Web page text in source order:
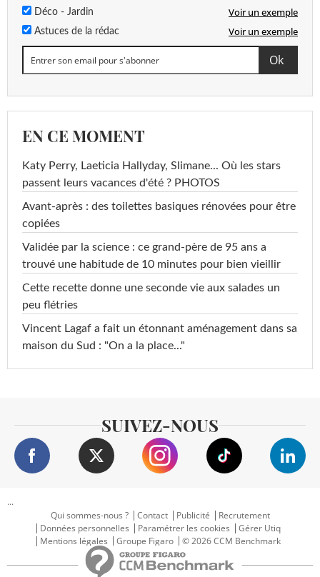
Déco - Jardin Voir un exemple
Astuces de la rédac Voir un exemple
EN CE MOMENT
Katy Perry, Laeticia Hallyday, Slimane... Où les stars
passent leurs vacances d'été ? PHOTOS
Avant-après : des toilettes basiques rénovées pour être
copiées
Validée par la science : ce grand-père de 95 ans a
trouvé une habitude de 10 minutes pour bien vieillir
Cette recette donne une seconde vie aux salades un
peu flétries
Vincent Lagaf a fait un étonnant aménagement dans sa
maison du Sud : "On a la place..."
SUIVEZ-NOUS
...
Qui sommes-nous ?
Contact Publicité
Recrutement
Données personnelles
Paramétrer les cookies
Gérer Utiq
Mentions légales
Groupe Figaro © 2026 CCM Benchmark